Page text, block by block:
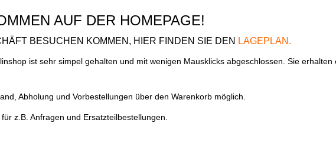
AUF DER HOMEPAGE!
BESUCHEN KOMMEN, HIER FINDEN SIE DEN LAGEPLAN.
ist sehr simpel gehalten und mit wenigen Mausklicks abgeschlossen. Sie erhalten
Abholung und Vorbestellungen über den Warenkorb möglich.
z.B. Anfragen und Ersatzteilbestellungen.